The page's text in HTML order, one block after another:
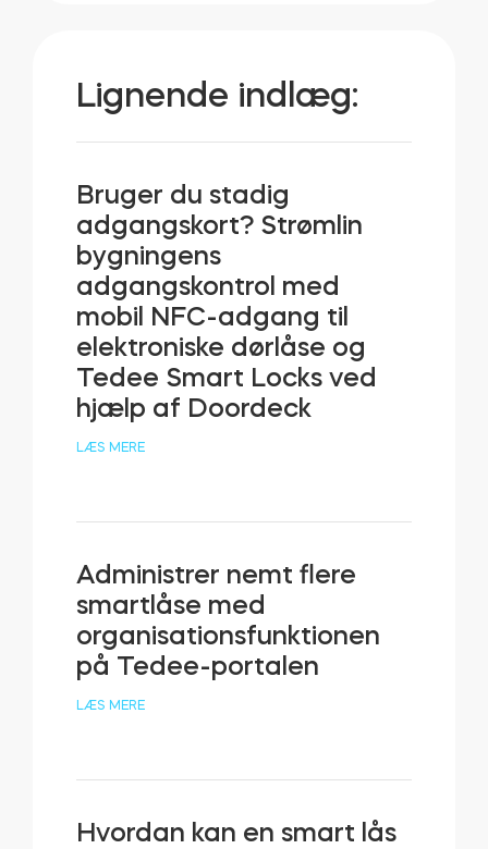
Lignende indlæg:
Bruger du stadig
adgangskort? Strømlin
bygningens
adgangskontrol med
mobil NFC-adgang til
elektroniske dørlåse og
Tedee Smart Locks ved
hjælp af Doordeck
LÆS MERE
Administrer nemt flere
smartlåse med
organisationsfunktionen
på Tedee-portalen
LÆS MERE
Hvordan kan en smart lås